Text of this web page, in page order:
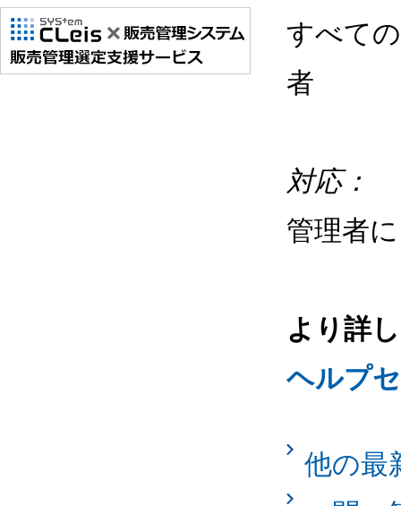
すべて
者
対応：
管理者
より詳
ヘルプ
他の最